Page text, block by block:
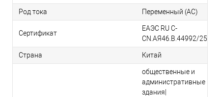
Род тока Переменный (АС)
Сертификат
ЕАЭС RU С-
CN.АЯ46.В.44992/25
Страна Китай
общественные и
административные
здания|